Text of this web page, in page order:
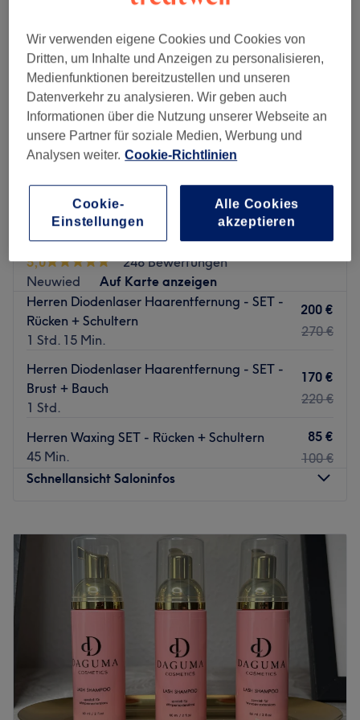
Sorry for my Beauty
5,0
248 Bewertungen
Neuwied
Auf Karte anzeigen
Herren Diodenlaser Haarentfernung - SET -
Rücken + Schultern
1 Std. 15 Min.
200 €
270 €
Herren Diodenlaser Haarentfernung - SET -
Brust + Bauch
1 Std.
170 €
220 €
Herren Waxing SET - Rücken + Schultern
45 Min.
85 €
100 €
Schnellansicht Saloninfos
Dienstag
10:00
Mittwoch
10:00 –
Donnerstag
10:00 –18:00
Freitag
10:00–18:00
Geschlossen
Terminabsagen bitte mindestens 48 Stunden vorher.
Bei späteren Absagen oder Terminverschiebungen
berechnen wir 100 % der gebuchten Behandlung.
Wir verwenden eigene Cookies und Cookies von
Dritten, um Inhalte und Anzeigen zu personalisieren,
Medienfunktionen bereitzustellen und unseren
Datenverkehr zu analysieren. Wir geben auch
Informationen über die Nutzung unserer Webseite an
unsere Partner für soziale Medien, Werbung und
Analysen weiter. Cookie-Richtlinien
Cookie-
Einstellungen
Alle Cookies
akzeptieren